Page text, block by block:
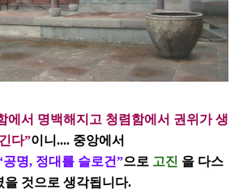
에서 명백해지고 청렴함에서 권위가 생
긴다”이니.... 중앙에서
공명, 정대를 슬로건”으로 고진 을 다스
을 것으로 생각됩니다.